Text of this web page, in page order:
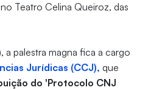
Teatro Celina Queiroz, das
a palestra magna fica a cargo
Jurídicas (CCJ), que
do 'Protocolo CNJ